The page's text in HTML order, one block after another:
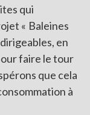
qui
« Baleines
en
faire le tour
que cela
à